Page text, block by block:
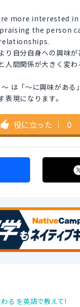
more interested
the person
り自分自身への興味
人間関係が大きく変わ
は「〜に興味がある
現になります。
役に立った ｜ 0
る を英語で教えて!